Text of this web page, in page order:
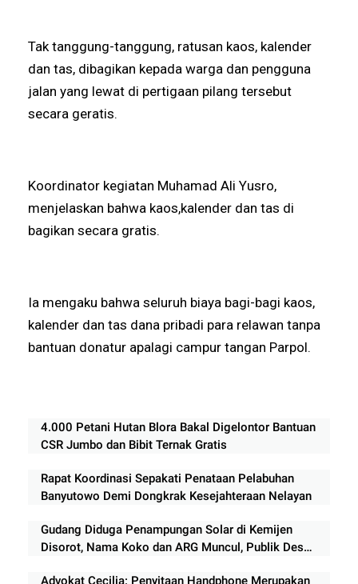
Tak tanggung-tanggung, ratusan kaos, kalender
dan tas, dibagikan kepada warga dan pengguna
jalan yang lewat di pertigaan pilang tersebut
secara geratis.
Koordinator kegiatan Muhamad Ali Yusro,
menjelaskan bahwa kaos,kalender dan tas di
bagikan secara gratis.
Ia mengaku bahwa seluruh biaya bagi-bagi kaos,
kalender dan tas dana pribadi para relawan tanpa
bantuan donatur apalagi campur tangan Parpol.
4.000 Petani Hutan Blora Bakal Digelontor Bantuan
CSR Jumbo dan Bibit Ternak Gratis
Rapat Koordinasi Sepakati Penataan Pelabuhan
Banyutowo Demi Dongkrak Kesejahteraan Nelayan
Gudang Diduga Penampungan Solar di Kemijen
Disorot, Nama Koko dan ARG Muncul, Publik Desak
Advokat Cecilia: Penyitaan Handphone Merupakan